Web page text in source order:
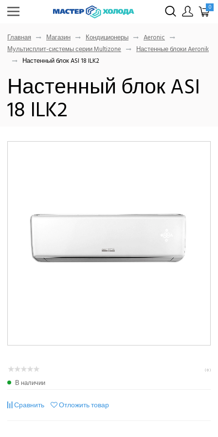
0
Главная Магазин Кондиционеры
Aeronic
Мультисплит-системы серии Multizone
Настенные блоки Aeronik
Настенный блок ASI 18 ILK2
Настенный блок ASI
18 ILK2
( 0 )
В наличии
Сравнить Отложить товар